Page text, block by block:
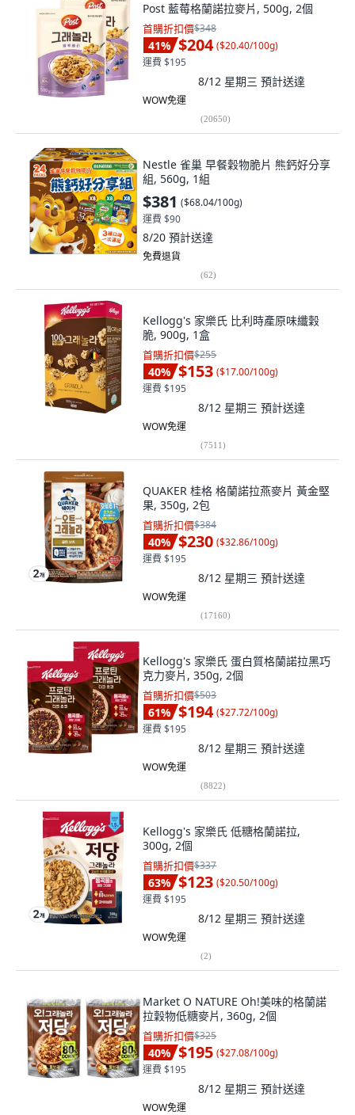
Post 藍莓格蘭諾拉麥片, 500g, 2個
首購折扣價$348
41% $204 ($20.40/100g)
運費 $195
8/12 星期三 預計送達
WOW免運
(20650)
Nestle 雀巢 早餐穀物脆片 熊鈣好分享
組, 560g, 1組
$381 ($68.04/100g)
運費 $90
8/20 預計送達
免費退貨
(62)
Kellogg's 家樂氏 比利時產原味纖穀
脆, 900g, 1盒
首購折扣價$255
40% $153 ($17.00/100g)
運費 $195
8/12 星期三 預計送達
WOW免運
(7511)
QUAKER 桂格 格蘭諾拉燕麥片 黃金堅
果, 350g, 2包
首購折扣價$384
40% $230 ($32.86/100g)
運費 $195
8/12 星期三 預計送達
WOW免運
(17160)
Kellogg's 家樂氏 蛋白質格蘭諾拉黑巧
克力麥片, 350g, 2個
首購折扣價$503
61% $194 ($27.72/100g)
運費 $195
8/12 星期三 預計送達
WOW免運
(8822)
Kellogg's 家樂氏 低糖格蘭諾拉,
300g, 2個
首購折扣價$337
63% $123 ($20.50/100g)
運費 $195
8/12 星期三 預計送達
WOW免運
(2)
Market O NATURE Oh!美味的格蘭諾
拉穀物低糖麥片, 360g, 2個
首購折扣價$325
40% $195 ($27.08/100g)
運費 $195
8/12 星期三 預計送達
WOW免運